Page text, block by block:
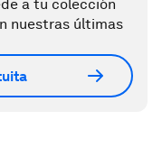
a tu colección
nuestras últimas